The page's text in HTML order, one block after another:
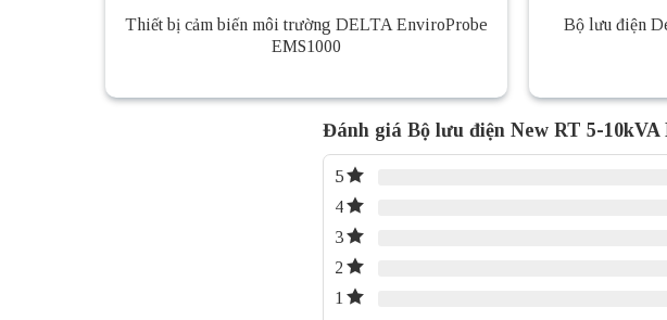
Thiết bị cảm biến môi trường DELTA EnviroProbe
EMS1000
Bộ lưu điện
Đánh giá Bộ lưu điện New RT 5-10kVA
5
4
3
2
1